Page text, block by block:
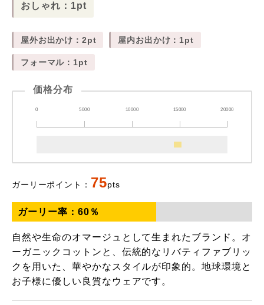
おしゃれ：1pt
屋外お出かけ：2pt 屋内お出かけ：1pt
フォーマル：1pt
価格分布
0 5000 10000 15000 20000
ガーリーポイント： 75pts
ガーリー率： 60 ％
自然や生命のオマージュとして生まれたブランド。オ
ーガニックコットンと、伝統的なリバティファブリッ
クを用いた、華やかなスタイルが印象的。地球環境と
お子様に優しい良質なウェアです。